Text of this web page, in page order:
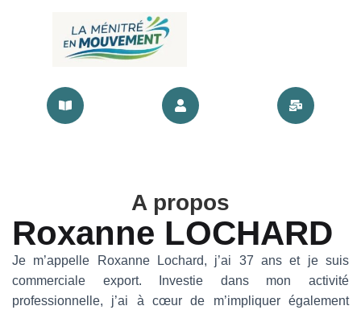
A propos
Roxanne LOCHARD
Je m’appelle Roxanne Lochard, j’ai 37 ans et je suis
commerciale export. Investie dans mon activité
professionnelle, j’ai à cœur de m’impliquer également